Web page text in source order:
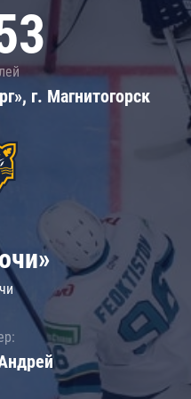
г. Магнитогорск